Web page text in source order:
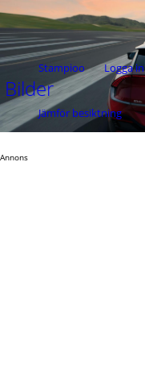
Stampioo Logga in
Jämför besiktning
Bilder
Annons